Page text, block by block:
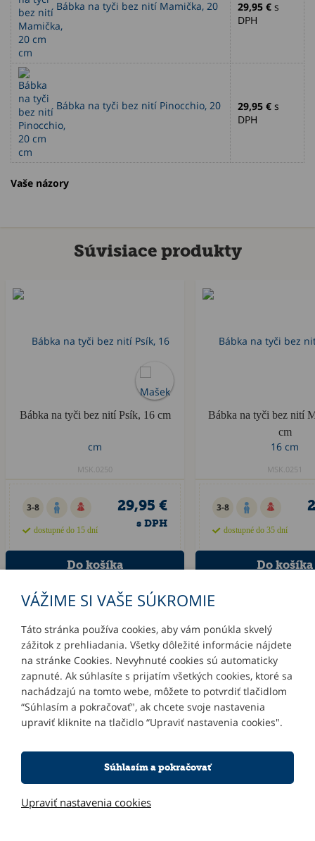
Bábka na tyči bez nití Mamička, 20
cm
29,95 € s
DPH
Bábka na tyči bez nití Pinocchio, 20
cm
29,95 € s
DPH
Vaše názory
Súvisiace produkty
Bábka na tyči bez nití Psík, 16 cm
MSK.0250
3-8
dostupné do 15 dní
29,95 €
s DPH
Bábka na tyči bez nití
cm
MSK.0251
3-8
dostupné do 35 dní
INFORMÁCIE
MÔJ ÚČET
NOVINKY E-MAILOM
VÁŽIME SI VAŠE SÚKROMIE
Táto stránka používa cookies, aby vám ponúkla skvelý
zážitok z prehliadania. Všetky dôležité informácie nájdete
na stránke Cookies. Nevyhnuté cookies sú automaticky
zapnuté. Ak súhlasíte s prijatím všetkých cookies, ktoré sa
nachádzajú na tomto webe, môžete to potvrdiť tlačidlom
“Súhlasím a pokračovať", ak chcete svoje nastavenia
upraviť kliknite na tlačidlo “Upraviť nastavenia cookies".
Súhlasím a pokračovať
Upraviť nastavenia cookies